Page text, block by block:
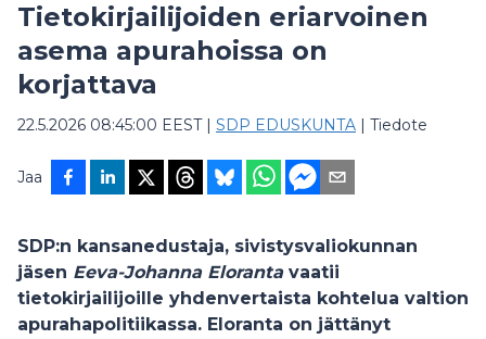
Tietokirjailijoiden eriarvoinen
asema apurahoissa on
korjattava
22.5.2026 08:45:00 EEST| SDP EDUSKUNTA | Tiedote
Jaa
SDP:n kansanedustaja, sivistysvaliokunnan
jäsen Eeva-Johanna Elorantavaatii
tietokirjailijoille yhdenvertaista kohtelua valtion
apurahapolitiikassa. Eloranta on jättänyt